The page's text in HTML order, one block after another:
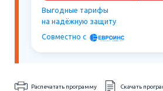
Выгодные тарифы
на надёжную защиту
Совместно c
Распечатать программу Скачать